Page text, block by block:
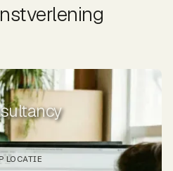
LOCATIE